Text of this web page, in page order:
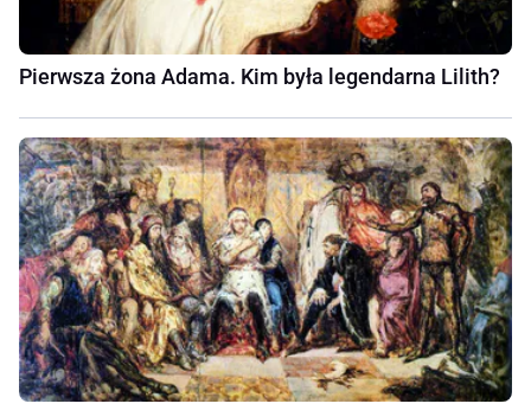
Pierwsza żona Adama. Kim była legendarna Lilith?